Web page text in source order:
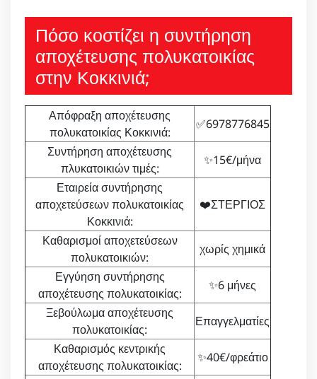
Πόσο κοστίζει η συντήρηση
αποχέτευσης πολυκατοικίας
στην Κοκκινιά;
Απόφραξη αποχέτευσης
πολυκατοικίας Κοκκινιά:
✅6978776845
Συντήρηση αποχέτευσης
πλυκατοικιών τιμές:
✨15€/μήνα
Εταιρεία συντήρησης
αποχετεύσεων πολυκατοικίας
Κοκκινιά:
❤️ΣΤΕΡΓΙΟΣ
Καθαρισμοί αποχετεύσεων
πολυκατοικιών:
χωρίς χημικά
Εγγύηση συντήρησης
αποχέτευσης πολυκατοικίας:
✨6 μήνες
Ξεβούλωμα αποχέτευσης
πολυκατοικίας:
Επαγγελματίες
Καθαρισμός κεντρικής
αποχέτευσης πολυκατοικίας:
✨40€/φρεάτιο